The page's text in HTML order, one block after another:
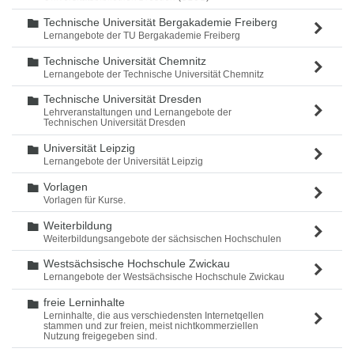
Ordner
Technische Universität Bergakademie Freiberg
Lernangebote der TU Bergakademie Freiberg
Ordner
Technische Universität Chemnitz
Lernangebote der Technische Universität Chemnitz
Ordner
Technische Universität Dresden
Lehrveranstaltungen und Lernangebote der
Technischen Universität Dresden
Ordner
Universität Leipzig
Lernangebote der Universität Leipzig
Ordner
Vorlagen
Vorlagen für Kurse.
Ordner
Weiterbildung
Weiterbildungsangebote der sächsischen Hochschulen
Ordner
Westsächsische Hochschule Zwickau
Lernangebote der Westsächsische Hochschule Zwickau
Ordner
freie Lerninhalte
Lerninhalte, die aus verschiedensten Internetqellen
stammen und zur freien, meist nichtkommerziellen
Nutzung freigegeben sind.